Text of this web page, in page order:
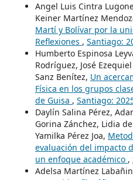
Angel Luis Cintra
Keiner Martínez
Martí y Bolívar por la
Reflexiones , Santiago:
Humberto Espinosa
Rodríguez, José
Sanz Benítez, Un
Física en los grupos
de Guisa , Santiago:
Daylín Salina Pérez,
Gorina Zánchez, Lidia
Yamilka Pérez Joa,
evaluación del impacto
un enfoque académico ,
Adelsa Martínez